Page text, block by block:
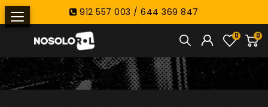
912 557 003 / 644 369 847
0
0